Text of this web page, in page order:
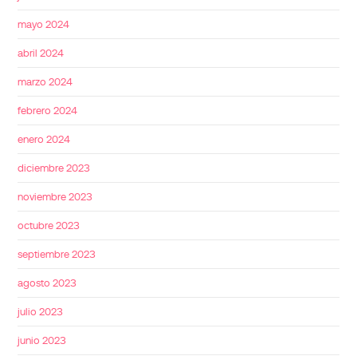
mayo 2024
abril 2024
marzo 2024
febrero 2024
enero 2024
diciembre 2023
noviembre 2023
octubre 2023
septiembre 2023
agosto 2023
julio 2023
junio 2023